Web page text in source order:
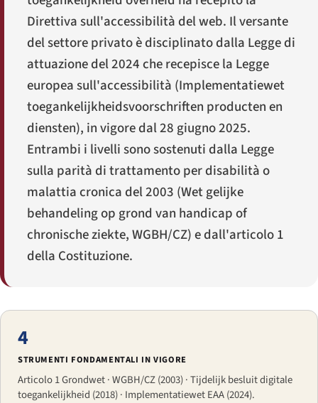
Direttiva sull'accessibilità del web. Il versante
del settore privato è disciplinato dalla Legge di
attuazione del 2024 che recepisce la Legge
europea sull'accessibilità (Implementatiewet
toegankelijkheidsvoorschriften producten en
diensten), in vigore dal 28 giugno 2025.
Entrambi i livelli sono sostenuti dalla Legge
sulla parità di trattamento per disabilità o
malattia cronica del 2003 (Wet gelijke
behandeling op grond van handicap of
chronische ziekte, WGBH/CZ) e dall'articolo 1
della Costituzione.
4
STRUMENTI FONDAMENTALI IN VIGORE
Articolo 1 Grondwet · WGBH/CZ (2003) · Tijdelijk besluit digitale
toegankelijkheid (2018) · Implementatiewet EAA (2024).